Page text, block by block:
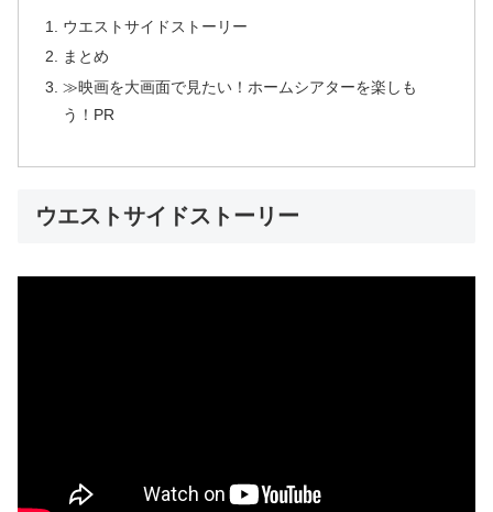
ウエストサイドストーリー
まとめ
≫映画を大画面で見たい！ホームシアターを楽しも
う！PR
ウエストサイドストーリー